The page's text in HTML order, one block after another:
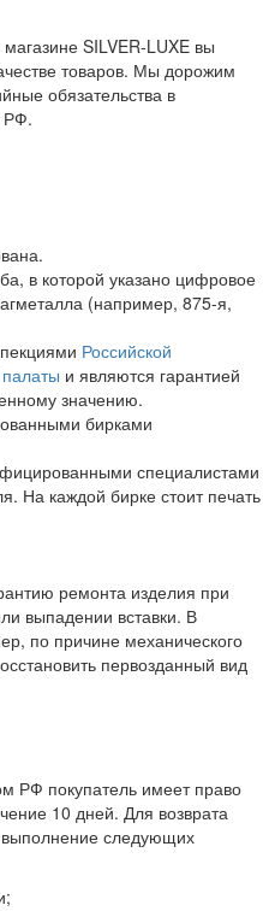
SILVER-LUXE вы
товаров. Мы дорожим
обязательства в
РФ.
в которой указано цифровое
(например, 875-я,
Российской
и являются гарантией
значению.
бирками
специалистами
На каждой бирке стоит печать
ремонта изделия при
выпадении вставки. В
по причине механического
первозданный вид
РФ покупатель имеет право
10 дней. Для возврата
следующих